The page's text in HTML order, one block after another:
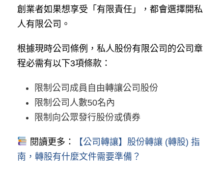
創業者如果想享受「有限責任」，都會選擇開私
人有限公司。
根據現時公司條例，私人股份有限公司的公司章
程必需有以下3項條款：
限制公司成員自由轉讓公司股份
限制公司人數50名內
限制向公眾發行股份或債券
閱讀更多：
【公司轉讓】股份轉讓 (轉股) 指
南，轉股有什麼文件需要準備？